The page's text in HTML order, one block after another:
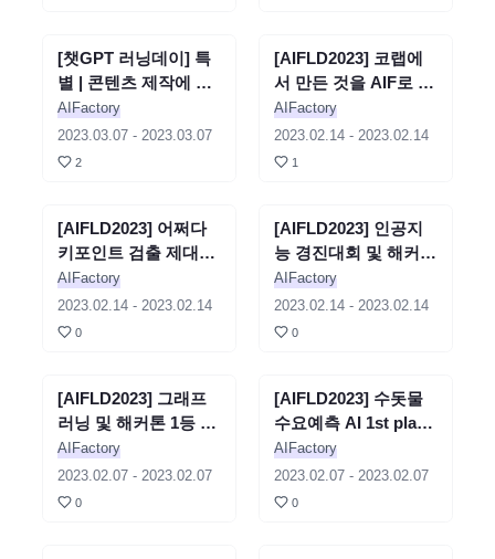
세미나 종료
[챗GPT 러닝데이] 특
별 | 콘텐츠 제작에 활
용하기 쉬운 이미지 생
성 모델 - 이정민
AIFactory
2023.03.07- 2023.03.07
2
세미나 종료
[AIFLD2023] 코랩에
서 만든 것을 AIF로 제
출하면 GUI와 API로
바로 서비스가! - 김태
영
AIFactory
2023.02.14- 2023.02.14
1
세미나 종료
[AIFLD2023] 어쩌다
키포인트 검출 제대로
입문하기 - 최재혁
AIFactory
2023.02.14- 2023.02.14
0
세미나 종료
[AIFLD2023] 인공지
능 경진대회 및 해커톤
부정행위 팁 방출 - 이
재현
AIFactory
2023.02.14- 2023.02.14
0
세미나 종료
[AIFLD2023] 그래프
러닝 및 해커톤 1등 솔
루션 Equivalent GNN
소개 - 이노기
AIFactory
2023.02.07- 2023.02.07
0
세미나 종료
[AIFLD2023] 수돗물
수요예측 AI 1st place
솔루션 - 조현진
AIFactory
2023.02.07- 2023.02.07
0